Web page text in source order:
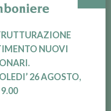
NUOVI
26 AGOSTO,